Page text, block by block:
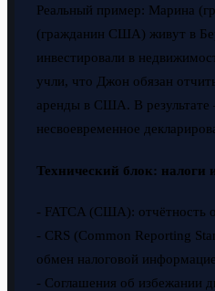
Реальный пример: Марина
(гражданин США) живут в
инвестировали в
учли, что Джон обязан
аренды в США. В
несвоевременное
Технический блок: налоги
- FATCA (США): отчётность
- CRS (Common Reporting
обмен налоговой
- Соглашения об избежании